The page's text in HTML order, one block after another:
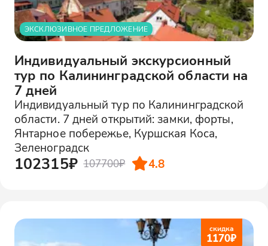
ЭКСКЛЮЗИВНОЕ ПРЕДЛОЖЕНИЕ
Индивидуальный экскурсионный
тур по Калининградской области на
7 дней
Индивидуальный тур по Калининградской
области. 7 дней открытий: замки, форты,
Янтарное побережье, Куршская Коса,
Зеленоградск
102315₽ 107700₽ 4.8
скидка
1170₽